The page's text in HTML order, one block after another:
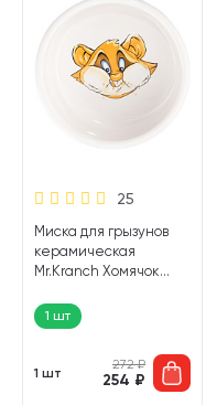
25
Миска для грызунов
керамическая
Mr.Kranch Хомячок
1 шт
1 шт
272₽
254 ₽